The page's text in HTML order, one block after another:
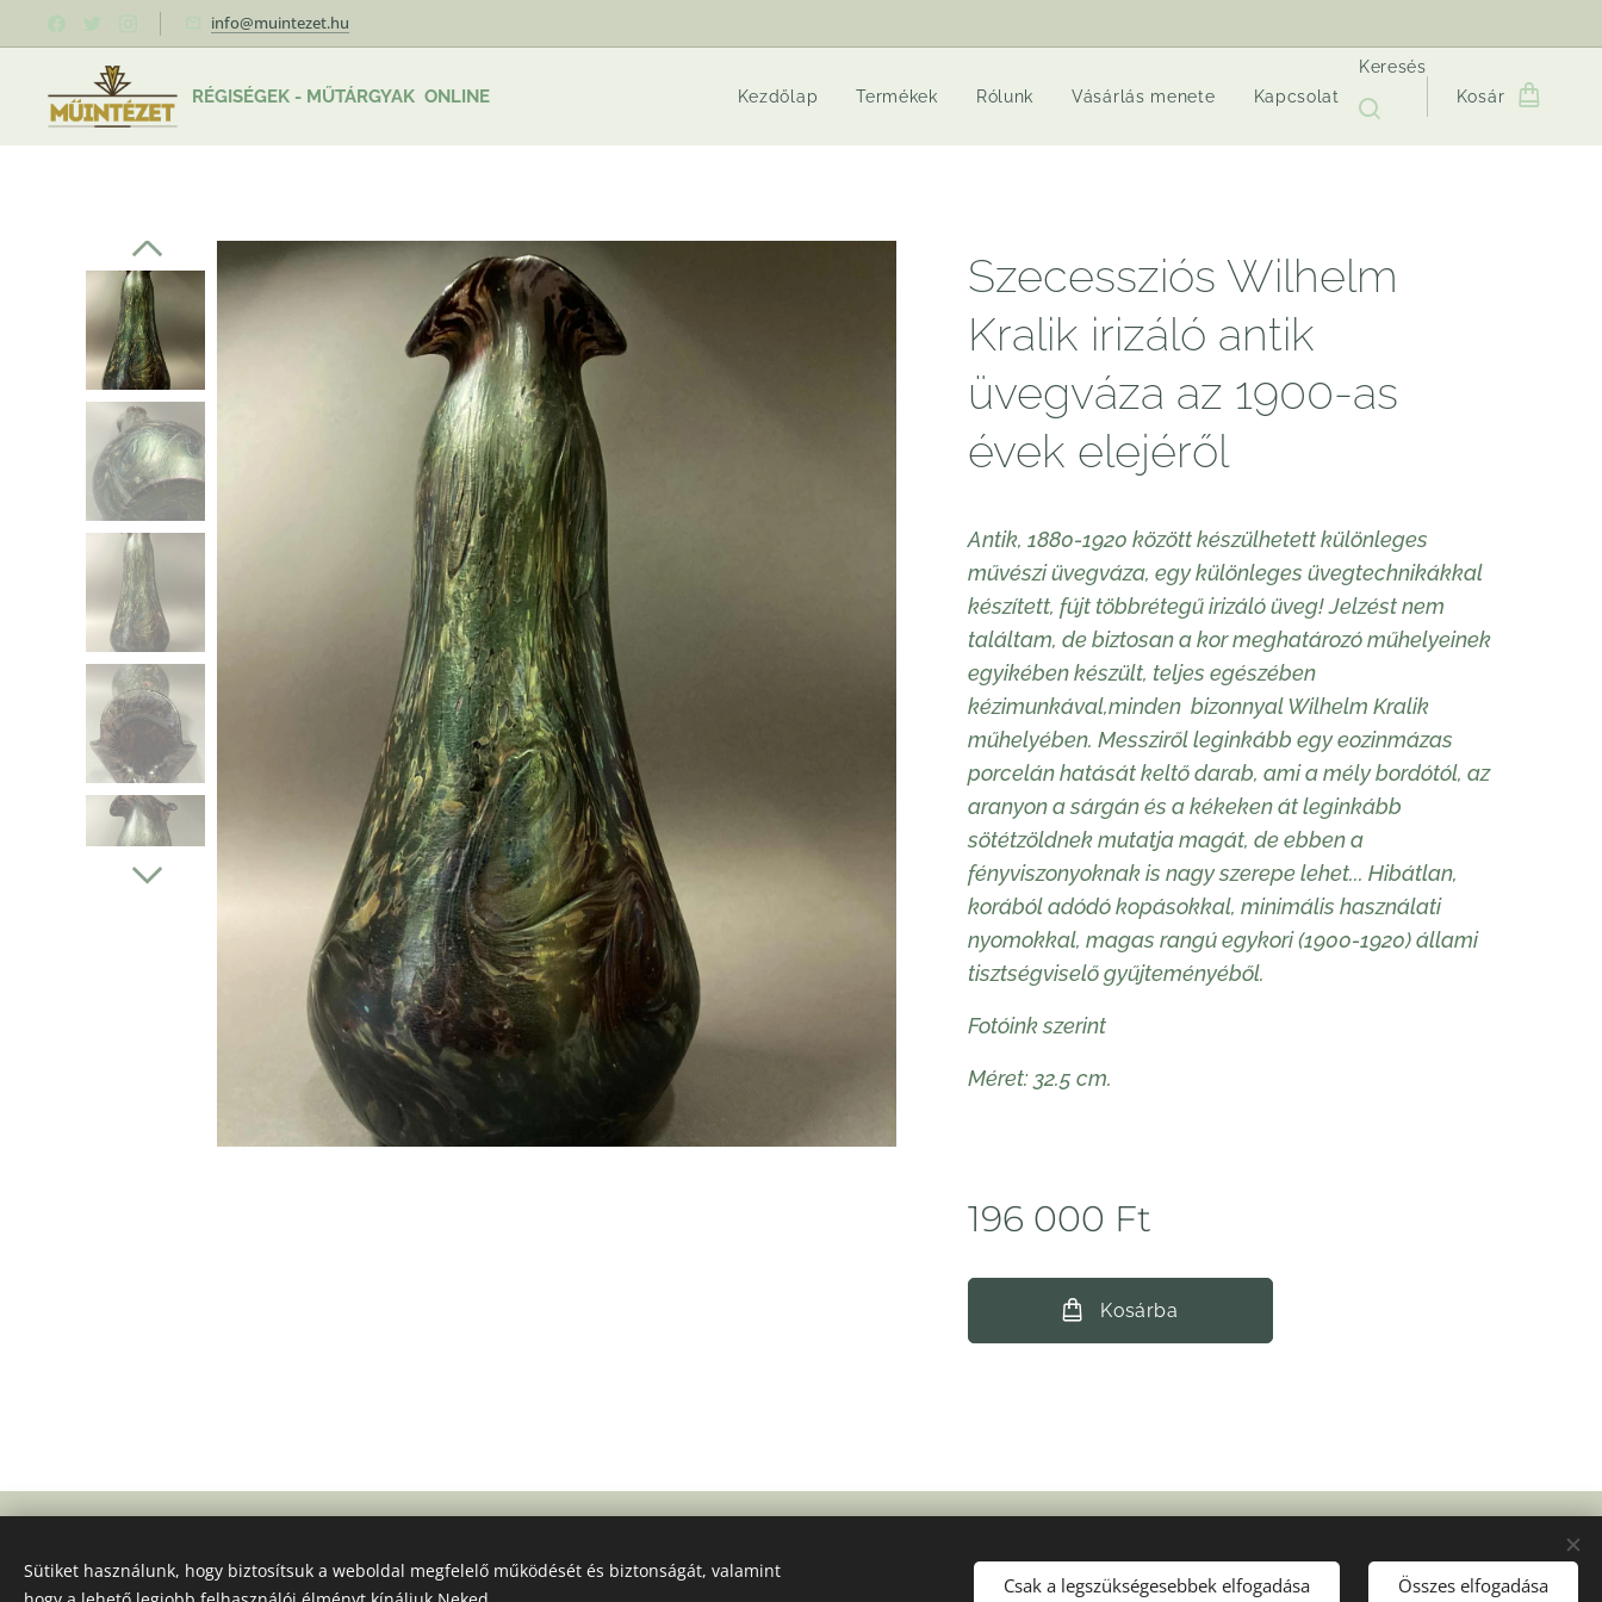
info@muintezet.hu
RÉGISÉGEK - MŰTÁRGYAK ONLINE Kezdőlap Termékek Rólunk Vásárlás menete Kapcsolat
Keresés
Kosár
Szecessziós Wilhelm
Kralik irizáló antik
üvegváza az 1900-as
évek elejéről
Antik, 1880-1920 között készülhetett különleges
művészi üvegváza, egy különleges üvegtechnikákkal
készített, fújt többrétegű irizáló üveg! Jelzést nem
találtam, de biztosan a kor meghatározó műhelyeinek
egyikében készült, teljes egészében
kézimunkával,minden bizonnyal Wilhelm Kralik
műhelyében. Messziről leginkább egy eozinmázas
porcelán hatását keltő darab, ami a mély bordótól, az
aranyon a sárgán és a kékeken át leginkább
sötétzöldnek mutatja magát, de ebben a
fényviszonyoknak is nagy szerepe lehet... Hibátlan,
korából adódó kopásokkal, minimális használati
nyomokkal, magas rangú egykori (1900-1920) állami
tisztségviselő gyűjteményéből.
Fotóink szerint
Méret: 32.5 cm.
196 000 Ft
Kosárba
Sütik
Sütiket használunk, hogy biztosítsuk a weboldal megfelelő működését és biztonságát, valamint
Csak a legszükségesebbek elfogadása Összes elfogadása